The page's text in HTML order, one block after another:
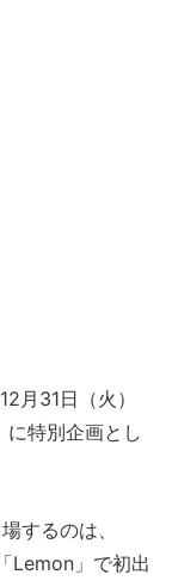
月31日（火）
に特別企画とし
するのは、
Lemon」で初出